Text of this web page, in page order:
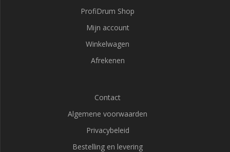
ProfiDrum Shop
Mijn account
Winkelwagen
Afrekenen
Contact
Algemene voorwaarden
Privacybeleid
Bestelling en levering